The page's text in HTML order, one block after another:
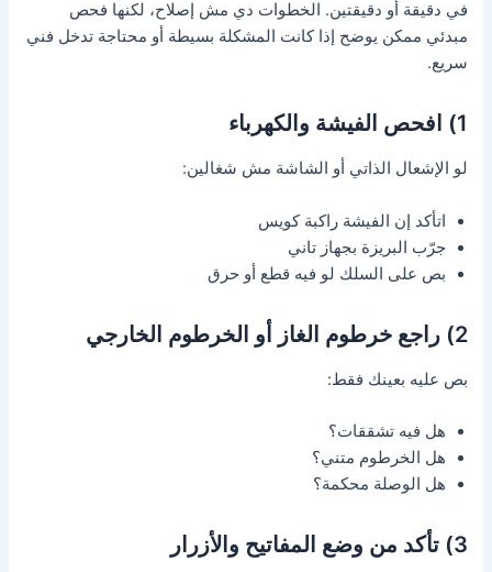
في دقيقة أو دقيقتين. الخطوات دي مش إصلاح، لكنها فحص
مبدئي ممكن يوضح إذا كانت المشكلة بسيطة أو محتاجة تدخل فني
سريع.
1) افحص الفيشة والكهرباء
لو الإشعال الذاتي أو الشاشة مش شغالين:
اتأكد إن الفيشة راكبة كويس
جرّب البريزة بجهاز تاني
بص على السلك لو فيه قطع أو حرق
2) راجع خرطوم الغاز أو الخرطوم الخارجي
بص عليه بعينك فقط:
هل فيه تشققات؟
هل الخرطوم متني؟
هل الوصلة محكمة؟
3) تأكد من وضع المفاتيح والأزرار